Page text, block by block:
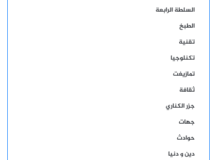
السلطة الرابعة
الطبخ
تقنية
تكنلوجيا
تمازيغت
ثقافة
جزر الكناري
جهات
حوادث
دين و دنيا